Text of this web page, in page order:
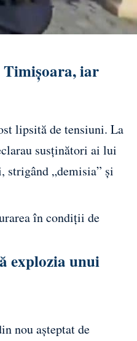
iar
lipsită de tensiuni. La
susținători ai lui
strigând „demisia” și
în condiții de
explozia unui
nou așteptat de